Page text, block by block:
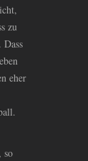
zu
eher
so